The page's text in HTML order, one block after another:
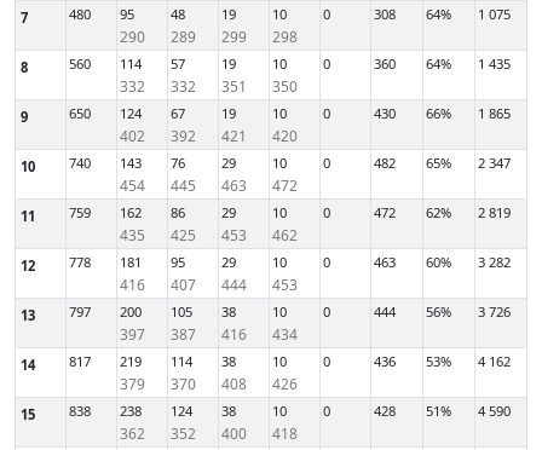
7 480 95
290
48
289
19
299
10
298
0 308 64% 1 075
8 560 114
332
57
332
19
351
10
350
0 360 64% 1 435
9 650 124
402
67
392
19
421
10
420
0 430 66% 1 865
10 740 143
454
76
445
29
463
10
472
0 482 65% 2 347
11 759 162
435
86
425
29
453
10
462
0 472 62% 2 819
12 778 181
416
95
407
29
444
10
453
0 463 60% 3 282
13 797 200
397
105
387
38
416
10
434
0 444 56% 3 726
14 817 219
379
114
370
38
408
10
426
0 436 53% 4 162
15 838 238
362
124
352
38
400
10
418
0 428 51% 4 590